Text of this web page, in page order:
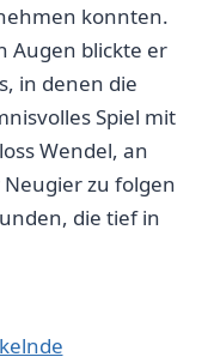
konnten.
Augen blickte er
​in‍ denen die
Spiel mit
Wendel, an
zu folgen
die tief in